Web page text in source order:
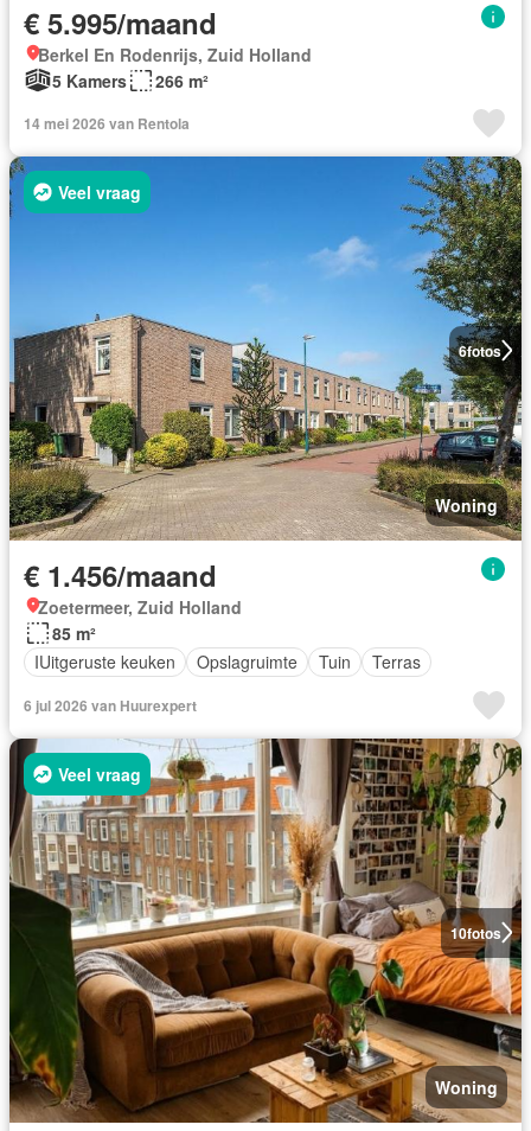
€ 5.995/maand
Berkel En Rodenrijs, Zuid Holland
5 Kamers
266 m²
14 mei 2026 van Rentola
6fotos
Veel vraag
Woning
€ 1.456/maand
Zoetermeer, Zuid Holland
85 m²
IUitgeruste keuken
Opslagruimte Tuin Terras
6 jul 2026 van Huurexpert
10fotos
Veel vraag
Woning